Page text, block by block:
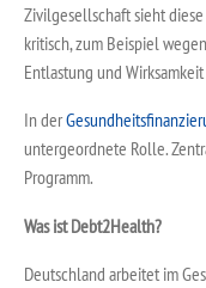
Zivilgesellschaft sieht
kritisch, zum Beispiel
Entlastung und
In der
untergeordnete Rolle.
Programm.
Was ist Debt2Health?
Deutschland arbeitet im